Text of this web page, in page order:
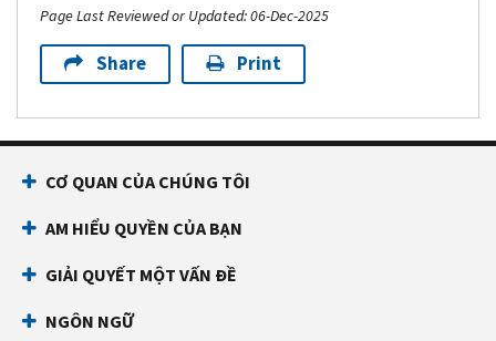
Page Last Reviewed or Updated: 06-Dec-2025
Share Print
CƠ QUAN CỦA CHÚNG TÔI
AM HIỂU QUYỀN CỦA BẠN
GIẢI QUYẾT MỘT VẤN ĐỀ
NGÔN NGỮ